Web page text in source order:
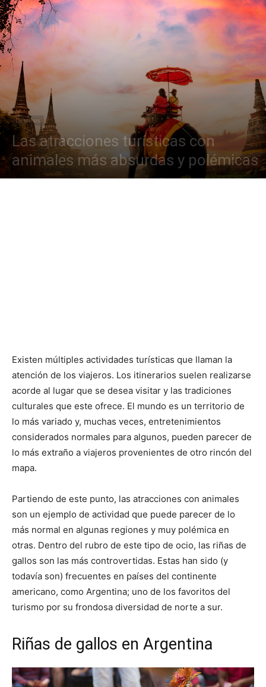
Destinos
Las atracciones turísticas con
animales más absurdas y polémicas
Existen múltiples actividades turísticas que llaman la
atención de los viajeros. Los itinerarios suelen realizarse
acorde al lugar que se desea visitar y las tradiciones
culturales que este ofrece. El mundo es un territorio de
lo más variado y, muchas veces, entretenimientos
considerados normales para algunos, pueden parecer de
lo más extraño a viajeros provenientes de otro rincón del
mapa.
Partiendo de este punto, las atracciones con animales
son un ejemplo de actividad que puede parecer de lo
más normal en algunas regiones y muy polémica en
otras. Dentro del rubro de este tipo de ocio, las riñas de
gallos son las más controvertidas. Estas han sido (y
todavía son) frecuentes en países del continente
americano, como Argentina; uno de los favoritos del
turismo por su frondosa diversidad de norte a sur.
Riñas de gallos en Argentina